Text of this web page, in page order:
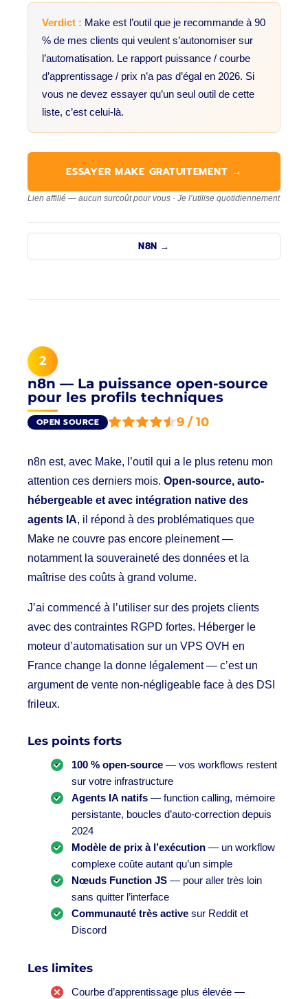
Verdict : Make est l’outil que je recommande à 90
% de mes clients qui veulent s’autonomiser sur
l’automatisation. Le rapport puissance / courbe
d’apprentissage / prix n’a pas d’égal en 2026. Si
vous ne devez essayer qu’un seul outil de cette
liste, c’est celui-là.
ESSAYER MAKE GRATUITEMENT →
Lien affilié — aucun surcoût pour vous · Je l’utilise quotidiennement
N8N →
2
n8n — La puissance open-source
pour les profils techniques
OPEN SOURCE 9 / 10
n8n est, avec Make, l’outil qui a le plus retenu mon
attention ces derniers mois. Open-source, auto-
hébergeable et avec intégration native des
agents IA, il répond à des problématiques que
Make ne couvre pas encore pleinement —
notamment la souveraineté des données et la
maîtrise des coûts à grand volume.
J’ai commencé à l’utiliser sur des projets clients
avec des contraintes RGPD fortes. Héberger le
moteur d’automatisation sur un VPS OVH en
France change la donne légalement — c’est un
argument de vente non-négligeable face à des DSI
frileux.
Les points forts
100 % open-source — vos workflows restent
sur votre infrastructure
Agents IA natifs — function calling, mémoire
persistante, boucles d’auto-correction depuis
2024
Modèle de prix à l’exécution — un workflow
complexe coûte autant qu’un simple
Nœuds Function JS — pour aller très loin
sans quitter l’interface
Communauté très active sur Reddit et
Discord
Les limites
Courbe d’apprentissage plus élevée —